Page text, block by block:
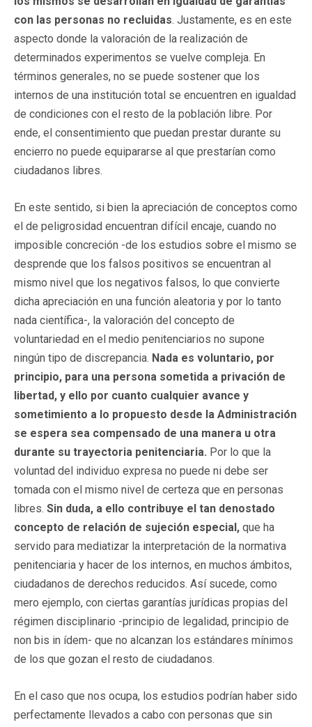
con las personas no recluidas. Justamente, es en este
aspecto donde la valoración de la realización de
determinados experimentos se vuelve compleja. En
términos generales, no se puede sostener que los
internos de una institución total se encuentren en igualdad
de condiciones con el resto de la población libre. Por
ende, el consentimiento que puedan prestar durante su
encierro no puede equipararse al que prestarían como
ciudadanos libres.
En este sentido, si bien la apreciación de conceptos como
el de peligrosidad encuentran difícil encaje, cuando no
imposible concreción -de los estudios sobre el mismo se
desprende que los falsos positivos se encuentran al
mismo nivel que los negativos falsos, lo que convierte
dicha apreciación en una función aleatoria y por lo tanto
nada científica-, la valoración del concepto de
voluntariedad en el medio penitenciarios no supone
ningún tipo de discrepancia. Nada es voluntario, por
principio, para una persona sometida a privación de
libertad, y ello por cuanto cualquier avance y
sometimiento a lo propuesto desde la Administración
se espera sea compensado de una manera u otra
durante su trayectoria penitenciaria. Por lo que la
voluntad del individuo expresa no puede ni debe ser
tomada con el mismo nivel de certeza que en personas
libres. Sin duda, a ello contribuye el tan denostado
concepto de relación de sujeción especial, que ha
servido para mediatizar la interpretación de la normativa
penitenciaria y hacer de los internos, en muchos ámbitos,
ciudadanos de derechos reducidos. Así sucede, como
mero ejemplo, con ciertas garantías jurídicas propias del
régimen disciplinario -principio de legalidad, principio de
non bis in ídem- que no alcanzan los estándares mínimos
de los que gozan el resto de ciudadanos.
En el caso que nos ocupa, los estudios podrían haber sido
perfectamente llevados a cabo con personas que sin